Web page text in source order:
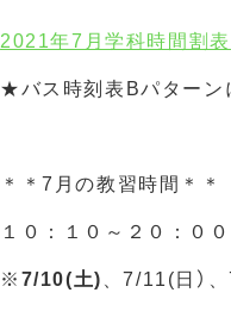
2021年7月学科時間割
★バス時刻表Bパターン
＊＊7月の教習時間＊＊
１０：１０～２０：００
※ 7/10(土) 、7/11(日）